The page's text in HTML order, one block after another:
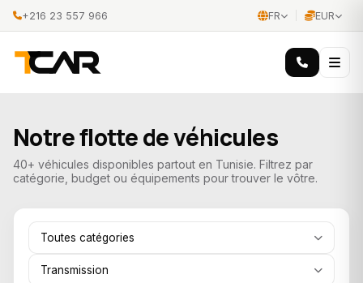
+216 23 557 966 FR EUR
Notre flotte de véhicules
40+ véhicules disponibles partout en Tunisie. Filtrez par
catégorie, budget ou équipements pour trouver le vôtre.
Toutes catégories
Transmission